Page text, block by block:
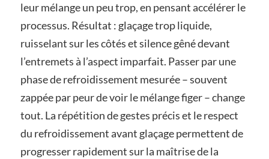
leur mélange un peu trop, en pensant accélérer le
processus. Résultat : glaçage trop liquide,
ruisselant sur les côtés et silence gêné devant
l’entremets à l’aspect imparfait. Passer par une
phase de refroidissement mesurée – souvent
zappée par peur de voir le mélange figer – change
tout. La répétition de gestes précis et le respect
du refroidissement avant glaçage permettent de
progresser rapidement sur la maîtrise de la